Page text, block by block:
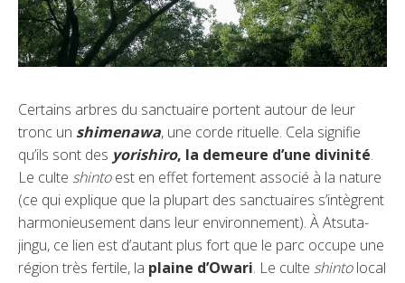
Certains arbres du sanctuaire portent autour de leur
tronc un shimenawa, une corde rituelle. Cela signifie
qu’ils sont des yorishiro, la demeure d’une divinité.
Le culte shintoest en effet fortement associé à la nature
(ce qui explique que la plupart des sanctuaires s’intègrent
harmonieusement dans leur environnement). À Atsuta-
jingu, ce lien est d’autant plus fort que le parc occupe une
région très fertile, la plaine d’Owari. Le culte shintolocal